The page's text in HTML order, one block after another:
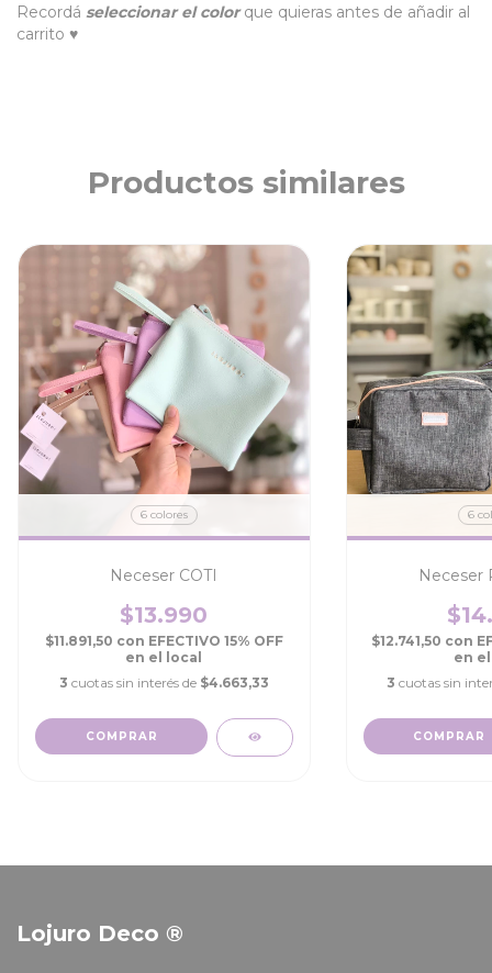
Recordá seleccionar el colorque quieras antes de añadir al
carrito ♥
Productos similares
6 colores
Neceser COTI
$13.990
$11.891,50 con EFECTIVO 15% OFF
en el local
3 cuotas sin interés de $4.663,33
COMPRAR
6
Neceser
$12.741,50 con
en
3 cuotas sin
COMPRAR
Lojuro Deco ®